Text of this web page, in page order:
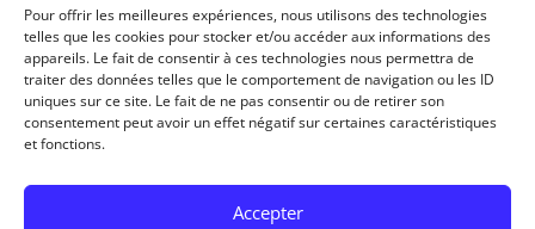
Pour offrir les meilleures expériences, nous utilisons des technologies
telles que les cookies pour stocker et/ou accéder aux informations des
appareils. Le fait de consentir à ces technologies nous permettra de
traiter des données telles que le comportement de navigation ou les ID
uniques sur ce site. Le fait de ne pas consentir ou de retirer son
consentement peut avoir un effet négatif sur certaines caractéristiques
et fonctions.
Accepter
Les Moteurs Pas à Pas
Projets Processing
Amélioration de l’habitat
Tir sportif
Fichiers dessin
Fichiers dessin
Contact et mentions légales